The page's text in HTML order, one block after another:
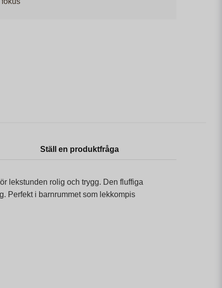
Ställ en produktfråga
lekstunden rolig och trygg. Den fluffiga
Perfekt i barnrummet som lekkompis